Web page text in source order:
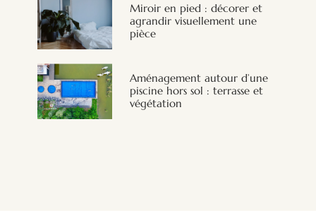
Miroir en pied : décorer et
agrandir visuellement une
pièce
Aménagement autour d’une
piscine hors sol : terrasse et
végétation